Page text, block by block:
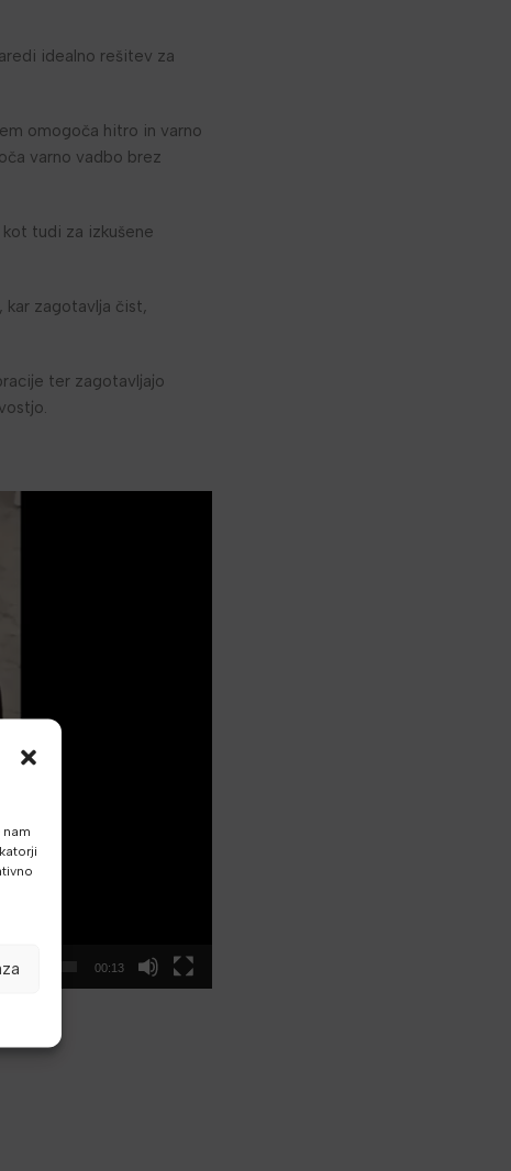
idealno rešitev za
omogoča hitro in varno
varno vadbo brez
tudi za izkušene
kar zagotavlja čist,
ter zagotavljajo
00:13